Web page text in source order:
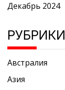
Декабрь 2024
РУБРИКИ
Австралия
Азия